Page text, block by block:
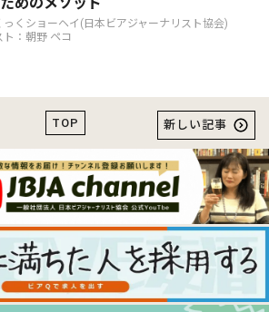
めのメソッド
っくショーヘイ(日本ビアジャーナリスト協会)
ト：朝野 ペコ
TOP 新しい記事